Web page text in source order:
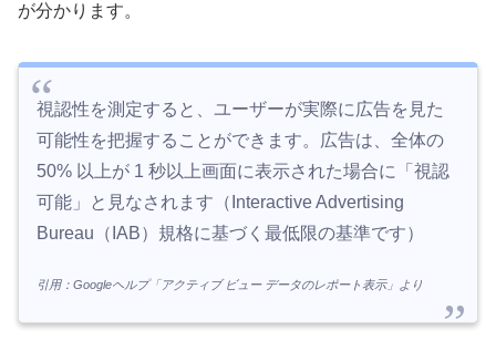
が分かります。
視認性を測定すると、ユーザーが実際に広告を見た
可能性を把握することができます。広告は、全体の
50% 以上が 1 秒以上画面に表示された場合に「視認
可能」と見なされます（Interactive Advertising
Bureau（IAB）規格に基づく最低限の基準です）
引用：Googleヘルプ「アクティブ ビュー データのレポート表示」より